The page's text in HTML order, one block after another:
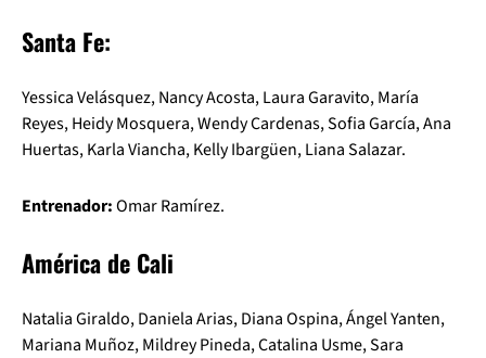
Santa Fe:
Yessica Velásquez, Nancy Acosta, Laura Garavito, María
Reyes, Heidy Mosquera, Wendy Cardenas, Sofia García, Ana
Huertas, Karla Viancha, Kelly Ibargüen, Liana Salazar.
Entrenador:Omar Ramírez.
América de Cali
Natalia Giraldo, Daniela Arias, Diana Ospina, Ángel Yanten,
Mariana Muñoz, Mildrey Pineda, Catalina Usme, Sara